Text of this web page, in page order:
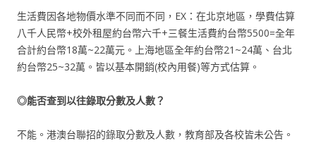
生活費因各地物價水準不同而不同，EX：在北京地區，學費估算
八千人民幣+校外租屋約台幣六千+三餐生活費約台幣5500=全年
合計約台幣18萬~22萬元。上海地區全年約台幣21~24萬、台北
約台幣25~32萬。皆以基本開銷(校內用餐)等方式估算。
◎能否查到以往錄取分數及人數？
不能。港澳台聯招的錄取分數及人數，教育部及各校皆未公告。